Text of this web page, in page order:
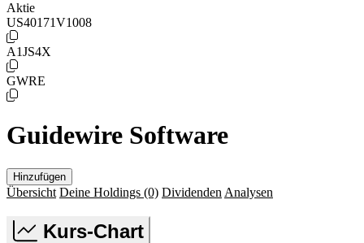
Aktie
US40171V1008
A1JS4X
GWRE
Guidewire Software
Hinzufügen
Übersicht Deine Holdings (0) Dividenden Analysen
Kurs-Chart